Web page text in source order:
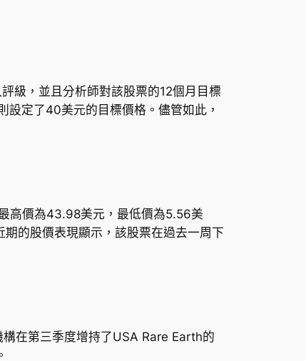
級，並且分析師對該股票的12個月目標
定了40美元的目標價格。儘管如此，
高價為43.98美元，最低價為5.56美
的股價表現顯示，該股票在過去一周下
在第三季度增持了USA Rare Earth的